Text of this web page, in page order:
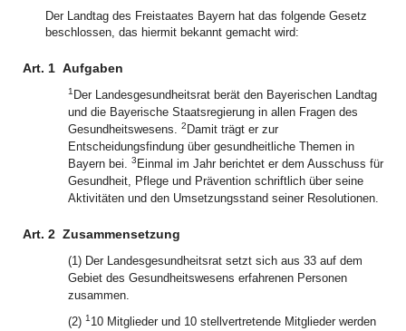
Der Landtag des Freistaates Bayern hat das folgende Gesetz
beschlossen, das hiermit bekannt gemacht wird:
Art. 1 Aufgaben
1 Der Landesgesundheitsrat berät den Bayerischen Landtag
und die Bayerische Staatsregierung in allen Fragen des
Gesundheitswesens. 2 Damit trägt er zur
Entscheidungsfindung über gesundheitliche Themen in
Bayern bei. 3 Einmal im Jahr berichtet er dem Ausschuss für
Gesundheit, Pflege und Prävention schriftlich über seine
Aktivitäten und den Umsetzungsstand seiner Resolutionen.
Art. 2 Zusammensetzung
(1) Der Landesgesundheitsrat setzt sich aus 33 auf dem
Gebiet des Gesundheitswesens erfahrenen Personen
zusammen.
(2) 110 Mitglieder und 10 stellvertretende Mitglieder werden